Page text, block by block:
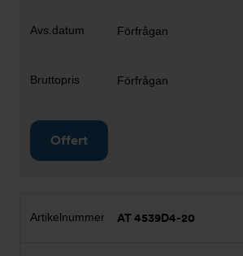
Förfrågan
Förfrågan
Offert
AT 4539D4-20